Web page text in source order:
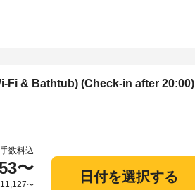
Fi & Bathtub) (Check-in after 20:00)
数料込
〜
11,127〜
日付を選択する